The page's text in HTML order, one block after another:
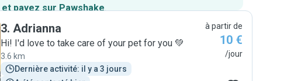
holiday I was reassured that all was well. On my return I
found my cat to be very well. I recommend Diana 110%
as a pet sitter. She is wonderful. I try to write in French:
J'ai un chat très timide de dix ans. Au fil des ans, j'ai eu
plusieurs gardiens de chat. Diana est sans aucun doute
l'un des meilleurs. Elle était incroyablement patiente
payez sur Pawshake.
3. Adrianna
Hi! I'd love to take care of your pet for you 💚
3.6 km
Dernière activité: il y a 3 jours
à partir de
10 €
/jour